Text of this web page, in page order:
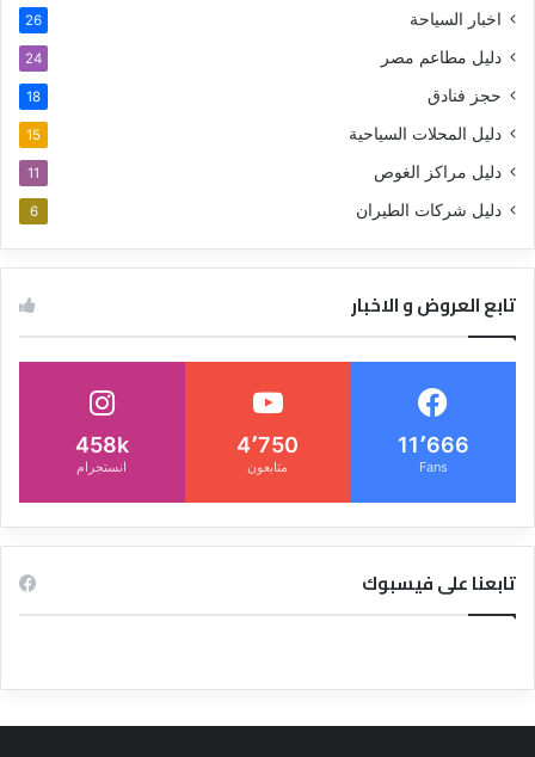
اخبار السياحة 26
دليل مطاعم مصر 24
حجز فنادق 18
دليل المحلات السياحية 15
دليل مراكز الغوص 11
دليل شركات الطيران 6
تابع العروض و الاخبار
11٬666
Fans
4٬750
متابعون
458k
انستجرام
تابعنا على فيسبوك